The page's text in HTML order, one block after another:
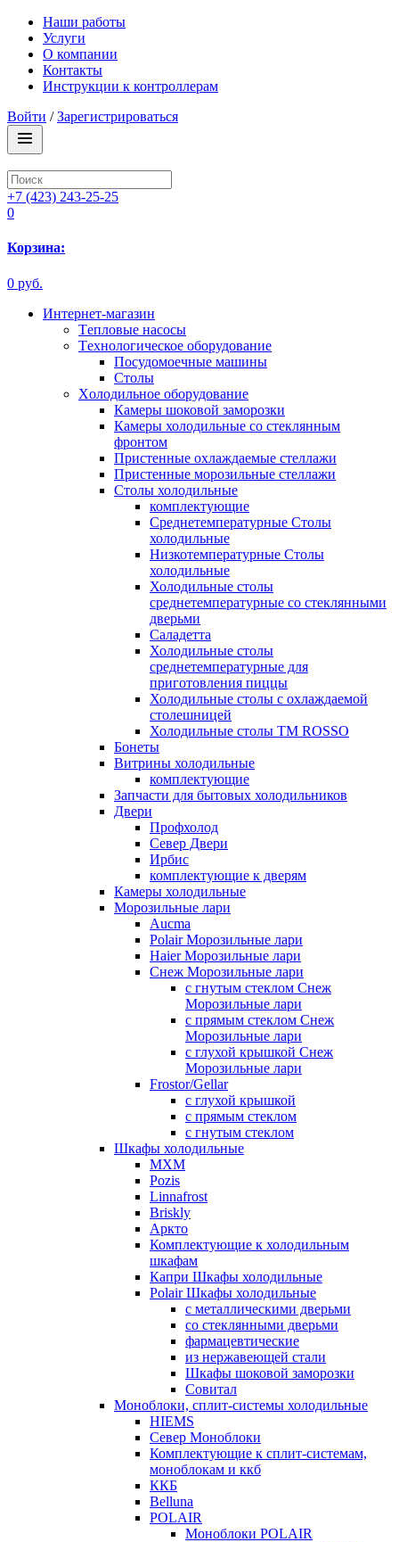
Наши работы
Услуги
О компании
Контакты
Инструкции к контроллерам
Войти /Зарегистрироваться
+7 (423) 243-25-25
0
Корзина:
0 руб.
Интернет-магазин
Tепловые насосы
Tехнологическое оборудование
Посудомоечные машины
Столы
Xолодильное оборудование
Камеры шоковой заморозки
Камеры холодильные со стеклянным
фронтом
Пристенные охлаждаемые стеллажи
Пристенные морозильные стеллажи
Столы холодильные
комплектующие
Среднетемпературные Столы
холодильные
Низкотемпературные Столы
холодильные
Холодильные столы
среднетемпературные со стеклянными
дверьми
Саладетта
Холодильные столы
среднетемпературные для
приготовления пиццы
Холодильные столы с охлаждаемой
столешницей
Холодильные столы ТМ ROSSO
Бонеты
Витрины холодильные
комплектующие
Запчасти для бытовых холодильников
Двери
Профхолод
Север Двери
Ирбис
комплектующие к дверям
Камеры холодильные
Морозильные лари
Aucma
Polair Морозильные лари
Haier Морозильные лари
Снеж Морозильные лари
с гнутым стеклом Снеж
Морозильные лари
с прямым стеклом Снеж
Морозильные лари
с глухой крышкой Снеж
Морозильные лари
Frostor/Gellar
с глухой крышкой
с прямым стеклом
с гнутым стеклом
Шкафы холодильные
МХМ
Pozis
Linnafrost
Briskly
Аркто
Комплектующие к холодильным
шкафам
Капри Шкафы холодильные
Polair Шкафы холодильные
с металлическими дверьми
со стеклянными дверьми
фармацевтические
из нержавеющей стали
Шкафы шоковой заморозки
Совитал
Моноблоки, сплит-системы холодильные
HIEMS
Север Моноблоки
Комплектующие к сплит-системам,
моноблокам и ккб
ККБ
Belluna
POLAIR
Моноблоки POLAIR